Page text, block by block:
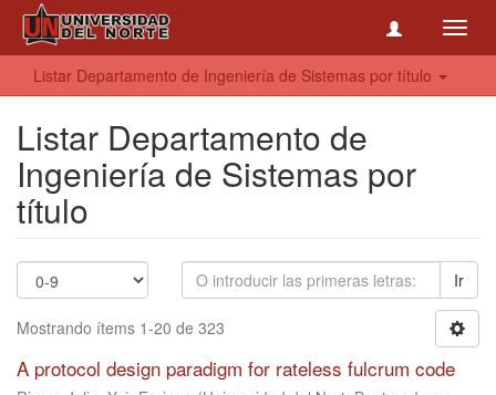
Listar Departamento de Ingeniería de Sistemas por título
Listar Departamento de
Ingeniería de Sistemas por
título
Ir
Mostrando ítems 1-20 de 323
A protocol design paradigm for rateless fulcrum code